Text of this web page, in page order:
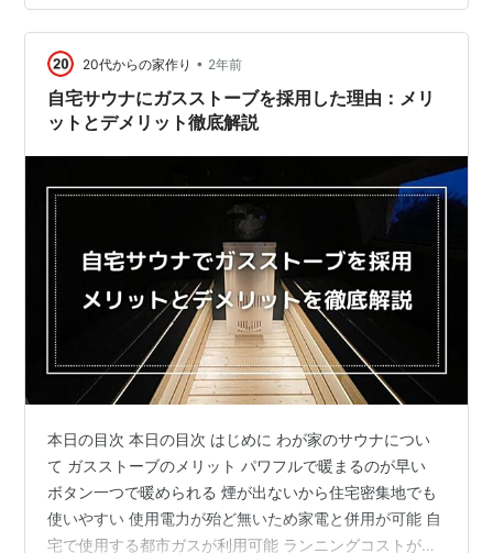
自宅サウナの使用感｜実際どうなのか 自宅サウナのメン
テナンスと掃除｜維持費以外のコスト 日常的な掃除 ガス
ストーブのメンテナンス 外装の手入れ 自宅サウナの後
悔・デメ…
20代からの家作り • 2年前
自宅サウナにガスストーブを採用した理由：メリ
ットとデメリット徹底解説
本日の目次 本日の目次 はじめに わが家のサウナについ
て ガスストーブのメリット パワフルで暖まるのが早い
ボタン一つで暖められる 煙が出ないから住宅密集地でも
使いやすい 使用電力が殆ど無いため家電と併用が可能 自
宅で使用する都市ガスが利用可能 ランニングコストが安